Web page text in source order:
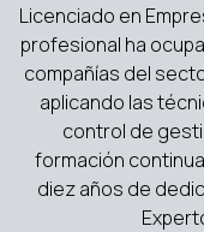
Licenciado en
profesional ha
compañías del
aplicando las
control de
formación
diez años de